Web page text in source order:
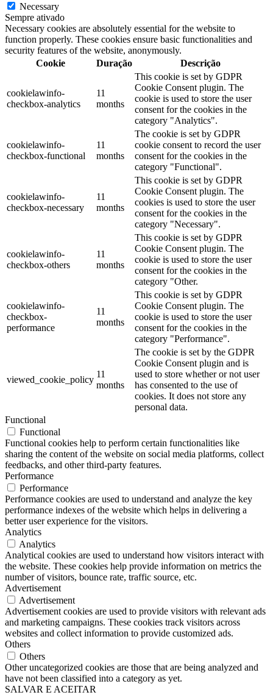
Necessary
Sempre ativado
Necessary cookies are absolutely essential for the website to
function properly. These cookies ensure basic functionalities and
security features of the website, anonymously.
Cookie
Duração Descrição
cookielawinfo-
checkbox-analytics
11
months
This cookie is set by GDPR
Cookie Consent plugin. The
cookie is used to store the user
consent for the cookies in the
category "Analytics".
cookielawinfo-
checkbox-functional
11
months
The cookie is set by GDPR
cookie consent to record the user
consent for the cookies in the
category "Functional".
cookielawinfo-
checkbox-necessary
11
months
This cookie is set by GDPR
Cookie Consent plugin. The
cookies is used to store the user
consent for the cookies in the
category "Necessary".
cookielawinfo-
checkbox-others
11
months
This cookie is set by GDPR
Cookie Consent plugin. The
cookie is used to store the user
consent for the cookies in the
category "Other.
cookielawinfo-
checkbox-
performance
11
months
This cookie is set by GDPR
Cookie Consent plugin. The
cookie is used to store the user
consent for the cookies in the
category "Performance".
viewed_cookie_policy
11
months
The cookie is set by the GDPR
Cookie Consent plugin and is
used to store whether or not user
has consented to the use of
cookies. It does not store any
personal data.
Functional
Functional
Functional cookies help to perform certain functionalities like
sharing the content of the website on social media platforms, collect
feedbacks, and other third-party features.
Performance
Performance
Performance cookies are used to understand and analyze the key
performance indexes of the website which helps in delivering a
better user experience for the visitors.
Analytics
Analytics
Analytical cookies are used to understand how visitors interact with
the website. These cookies help provide information on metrics the
number of visitors, bounce rate, traffic source, etc.
Advertisement
Advertisement
Advertisement cookies are used to provide visitors with relevant ads
and marketing campaigns. These cookies track visitors across
websites and collect information to provide customized ads.
Others
Others
Other uncategorized cookies are those that are being analyzed and
have not been classified into a category as yet.
SALVAR E ACEITAR